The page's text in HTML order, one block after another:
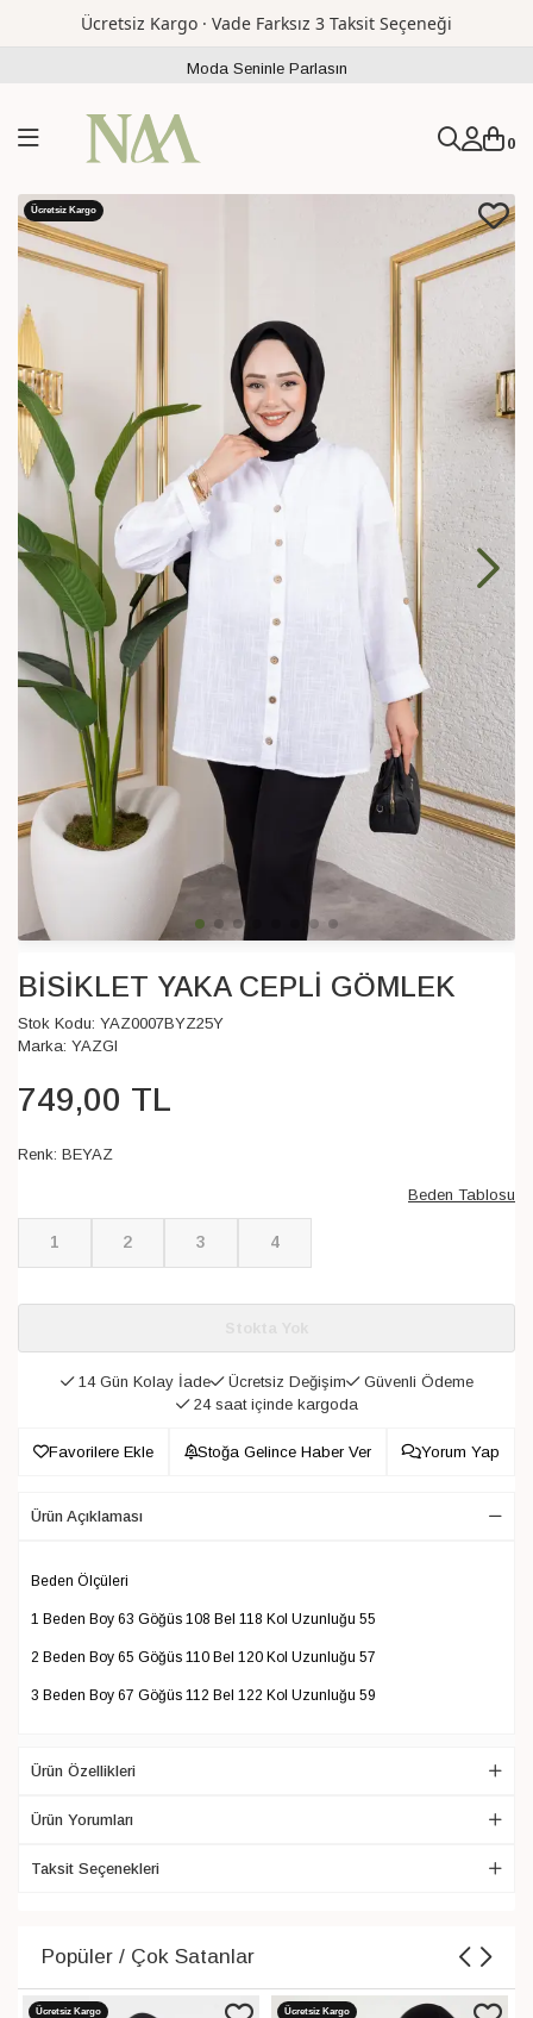
Ücretsiz Kargo · Vade Farksız 3 Taksit Seçeneği
Moda Seninle Parlasın
0
Ücretsiz Kargo
BİSİKLET YAKA CEPLİ GÖMLEK
Stok Kodu: YAZ0007BYZ25Y
Marka: YAZGI
749,00 TL
Renk: BEYAZ
Beden Tablosu
1 2 3 4
14 Gün Kolay İade Ücretsiz Değişim
Güvenli Ödeme
24 saat içinde kargoda
Favorilere Ekle Stoğa Gelince Haber Ver Yorum Yap
Ürün Açıklaması
Beden Ölçüleri
1 Beden Boy 63 Göğüs 108 Bel 118 Kol Uzunluğu 55
2 Beden Boy 65 Göğüs 110 Bel 120 Kol Uzunluğu 57
3 Beden Boy 67 Göğüs 112 Bel 122 Kol Uzunluğu 59
Ürün Özellikleri
Ürün Yorumları
Taksit Seçenekleri
Popüler / Çok Satanlar
Ücretsiz Kargo Ücretsiz Kargo